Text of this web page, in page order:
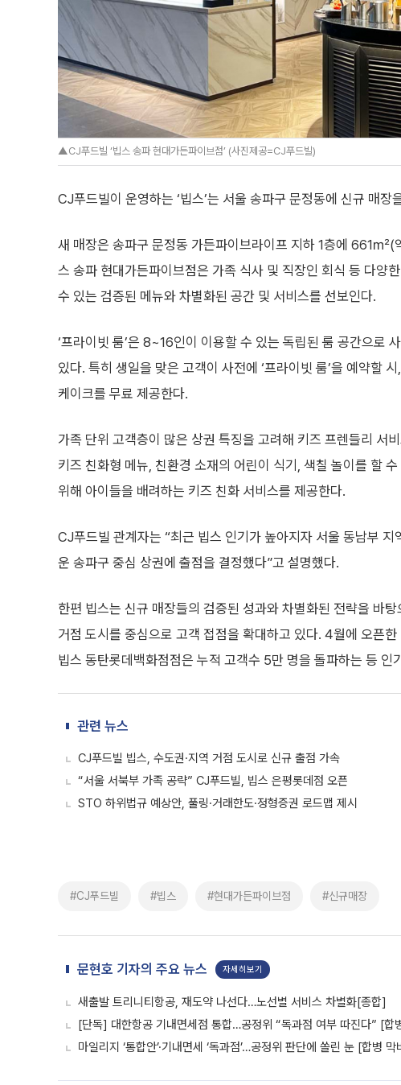
▲CJ푸드빌 ‘빕스 송파 현대가든파이브점’ (사진제공=CJ푸드빌)
CJ푸드빌이 운영하는 ‘빕스’는 서울 송파구 문정동에 신규 매장
새 매장은 송파구 문정동 가든파이브라이프 지하 1층에 661㎡(
스 송파 현대가든파이브점은 가족 식사 및 직장인 회식 등 다양
수 있는 검증된 메뉴와 차별화된 공간 및 서비스를 선보인다.
‘프라이빗 룸’은 8~16인이 이용할 수 있는 독립된 룸 공간으로
있다. 특히 생일을 맞은 고객이 사전에 ‘프라이빗 룸’을 예약할
케이크를 무료 제공한다.
가족 단위 고객층이 많은 상권 특징을 고려해 키즈 프렌들리 서
키즈 친화형 메뉴, 친환경 소재의 어린이 식기, 색칠 놀이를 할
위해 아이들을 배려하는 키즈 친화 서비스를 제공한다.
CJ푸드빌 관계자는 “최근 빕스 인기가 높아지자 서울 동남부
운 송파구 중심 상권에 출점을 결정했다”고 설명했다.
한편 빕스는 신규 매장들의 검증된 성과와 차별화된 전략을 바
거점 도시를 중심으로 고객 접점을 확대하고 있다. 4월에 오픈
빕스 동탄롯데백화점점은 누적 고객수 5만 명을 돌파하는 등 인
관련 뉴스
CJ푸드빌 빕스, 수도권·지역 거점 도시로 신규 출점 가속
“서울 서북부 가족 공략” CJ푸드빌, 빕스 은평롯데점 오픈
STO 하위법규 예상안, 풀링·거래한도·정형증권 로드맵 제시
#CJ푸드빌 #빕스 #현대가든파이브점 #신규매장
문현호 기자의 주요 뉴스 자세히보기
새출발 트리니티항공, 재도약 나선다…노선별 서비스 차별화[종합]
[단독] 대한항공 기내면세점 통합…공정위 “독과점 여부 따진다” [합
마일리지 ‘통합안’·기내면세 ‘독과점’…공정위 판단에 쏠린 눈 [합병